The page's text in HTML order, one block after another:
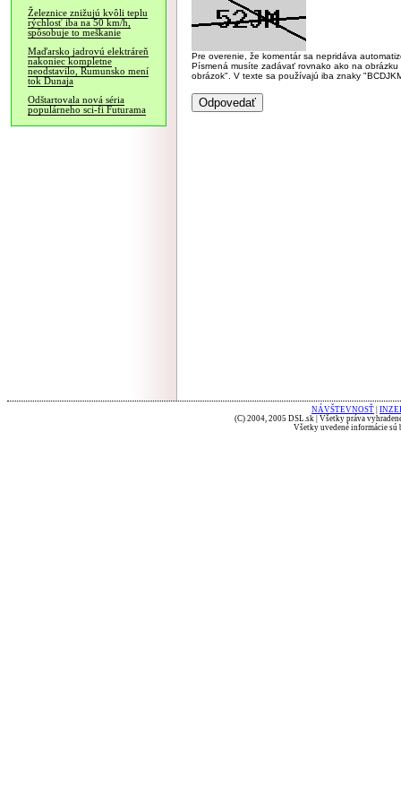
Železnice znižujú kvôli teplu
rýchlosť iba na 50 km/h,
spôsobuje to meškanie
Maďarsko jadrovú elektráreň
nakoniec kompletne
neodstavilo, Rumunsko mení
tok Dunaja
Odštartovala nová séria
populárneho sci-fi Futurama
Pre overenie, že komentár sa nepridáva
Písmená musíte zadávať rovnako ako na
obrázok". V texte sa používajú iba znaky
NÁVŠTEVNOSŤ
(C) 2004, 2005 DSL.sk | Všetky práva
Všetky uvedené informácie sú